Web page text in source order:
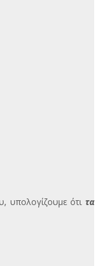
υπολογίζουμε ότιτα